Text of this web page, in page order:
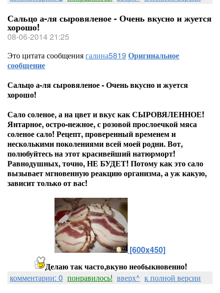
Сальцо а-ля сыровяленое - Очень вкусно и жуется
хорошо!
08-06-2014 21:25
Это цитата сообщениягалина5819 Оригинальное
сообщение
Сальцо а-ля сыровяленое - Очень вкусно и жуется
хорошо!
Сало соленое, а на цвет и вкус как СЫРОВЯЛЕННОЕ!
Янтарное, остро-нежное, с розовой прослоечкой мяса
соленое сало! Рецепт, проверенный временем и
несколькими поколениями всей моей родни. Вот,
полюбуйтесь на этот красивейший натюрморт!
Равнодушных, точно, НЕ БУДЕТ! Потому как это сало
вызывает мгновенную реакцию организма, а уж какую,
зависит только от вас!
[600x450]
Делаю так часто,вкуно необыкновенно!
комментарии: 0 понравилось! вверх^ к полной версии